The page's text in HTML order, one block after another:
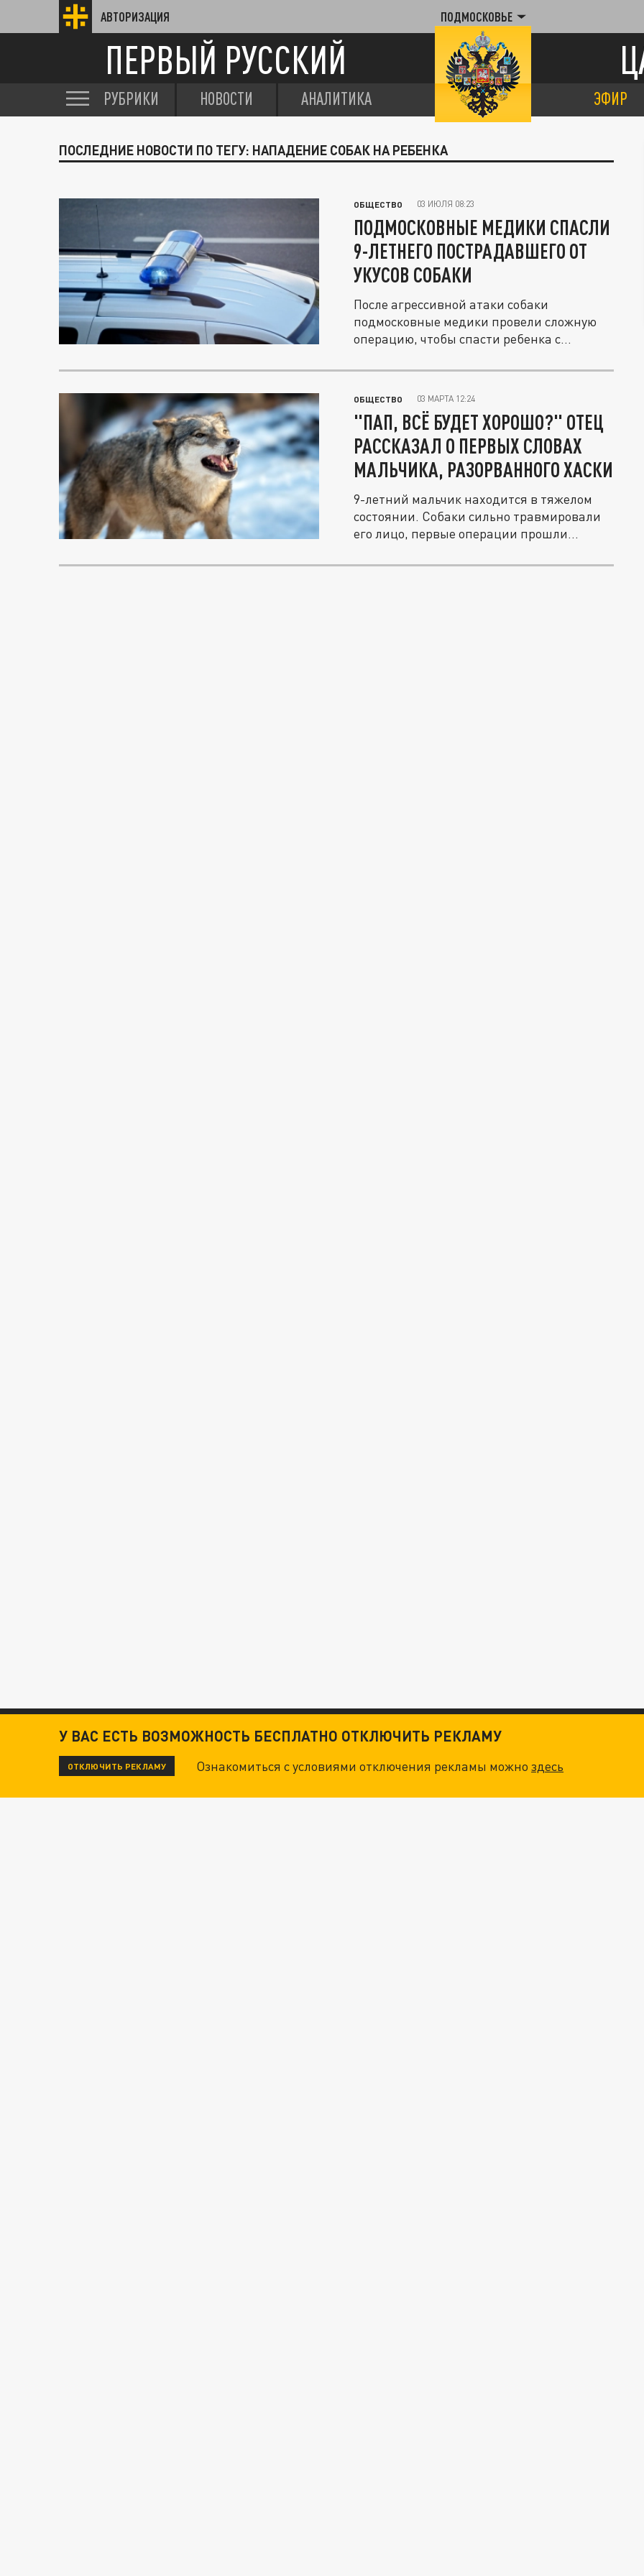
АВТОРИЗАЦИЯ ПОДМОСКОВЬЕ
ПЕРВЫЙ РУССКИЙ
РУБРИКИ НОВОСТИ АНАЛИТИКА ЭФИР
ПОСЛЕДНИЕ НОВОСТИ ПО ТЕГУ: НАПАДЕНИЕ СОБАК НА РЕБЕНКА
ОБЩЕСТВО 03 ИЮЛЯ 08:23
ПОДМОСКОВНЫЕ МЕДИКИ СПАСЛИ
9-ЛЕТНЕГО ПОСТРАДАВШЕГО ОТ
УКУСОВ СОБАКИ
После агрессивной атаки собаки
подмосковные медики провели сложную
операцию, чтобы спасти ребенка с
ОБЩЕСТВО 03 МАРТА 12:24
"ПАП, ВСЁ БУДЕТ ХОРОШО?" ОТЕЦ
РАССКАЗАЛ О ПЕРВЫХ СЛОВАХ
МАЛЬЧИКА, РАЗОРВАННОГО ХАСКИ
9-летний мальчик находится в тяжелом
состоянии. Собаки сильно травмировали
его лицо, первые операции прошли...
У ВАС ЕСТЬ ВОЗМОЖНОСТЬ БЕСПЛАТНО ОТКЛЮЧИТЬ РЕКЛАМУ
ОТКЛЮЧИТЬ РЕКЛАМУ Ознакомиться с условиями отключения рекламы можноздесь